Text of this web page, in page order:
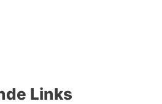
Links